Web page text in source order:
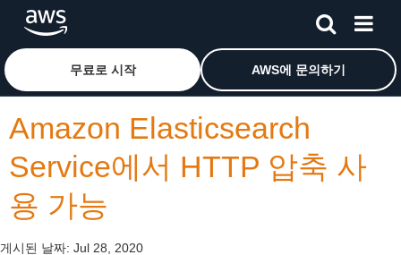
메인 콘텐츠로 건너뛰기Amazon Web Services 홈 페이지로 돌아가려면 여기를 클
무료로 시작 AWS에 문의하기
Amazon Elasticsearch
Service에서 HTTP 압축 사
용 가능
게시된 날짜: Jul 28, 2020